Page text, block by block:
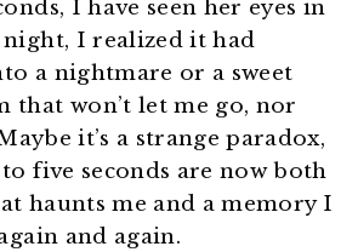
I have seen her eyes in
night, I realized it had
a nightmare or a sweet
that won’t let me go, nor
it’s a strange paradox,
five seconds are now both
haunts me and a memory I
and again.